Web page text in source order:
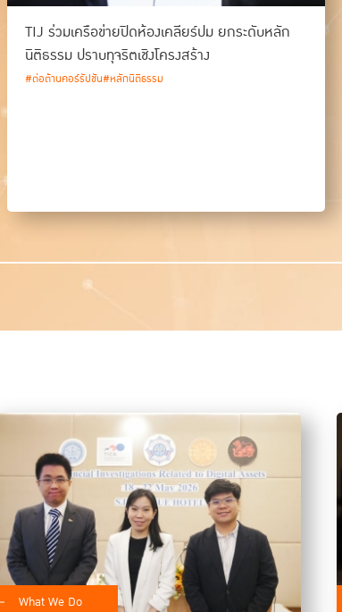
TIJ ร่วมเครือข่ายปิดห้องเคลียร์ปม ยกระดับหลัก
นิติธรรม ปราบทุจริตเชิงโครงสร้าง
#ต่อต้านคอร์รัปชัน#หลักนิติธรรม
What We Do